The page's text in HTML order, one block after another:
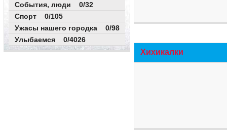
События, люди 0/32
Спорт 0/105
Ужасы нашего городка 0/98
Улыбаемся 0/4026
Хихикалки